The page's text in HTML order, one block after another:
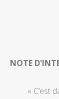
NOTE
« C’est